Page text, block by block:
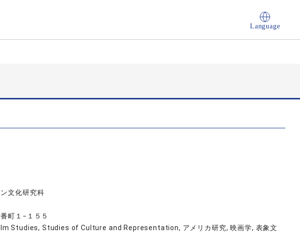
Language
文化研究科
町１−１５５
Studies, Studies of Culture and Representation, アメリカ研究, 映画学, 表象文